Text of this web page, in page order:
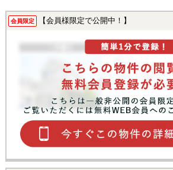
会員限定 【会員様限定で公開中！】